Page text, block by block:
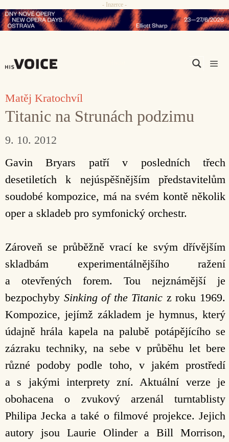
Přeskočit
na
- Inzerce -
Matěj Kratochvíl
Titanic na Strunách podzimu
9. 10. 2012
Gavin Bryars patří v posledních třech
desetiletích k nejúspěšnějším představitelům
soudobé kompozice, má na svém kontě několik
oper a skladeb pro symfonický orchestr.
Zároveň se průběžně vrací ke svým dřívějším
skladbám experimentálnějšího ražení
a otevřených forem. Tou nejznámější je
bezpochyby Sinking of the Titanic z roku 1969.
Kompozice, jejímž základem je hymnus, který
údajně hrála kapela na palubě potápějícího se
zázraku techniky, na sebe v průběhu let bere
různé podoby podle toho, v jakém prostředí
a s jakými interprety zní. Aktuální verze je
obohacena o zvukový arzenál turntablisty
Philipa Jecka a také o filmové projekce. Jejich
autory jsou Laurie Olinder a Bill Morrison,